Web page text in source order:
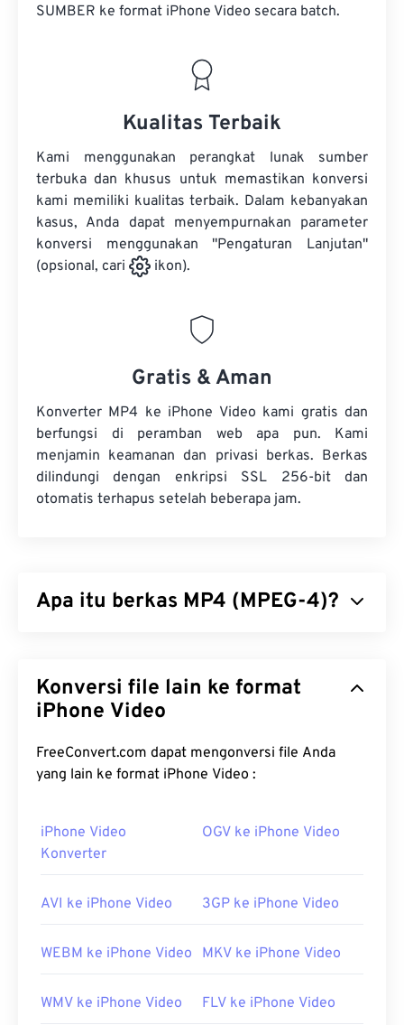
SUMBER ke format iPhone Video secara batch.
Kualitas Terbaik
Kami menggunakan perangkat lunak sumber
terbuka dan khusus untuk memastikan konversi
kami memiliki kualitas terbaik. Dalam kebanyakan
kasus, Anda dapat menyempurnakan parameter
konversi menggunakan "Pengaturan Lanjutan"
(opsional, cari
ikon).
Gratis & Aman
Konverter MP4 ke iPhone Video kami gratis dan
berfungsi di peramban web apa pun. Kami
menjamin keamanan dan privasi berkas. Berkas
dilindungi dengan enkripsi SSL 256-bit dan
otomatis terhapus setelah beberapa jam.
Apa itu berkas MP4 (MPEG-4)?
dan video. Format ini kompatibel dengan berbagai
perangkat dan sistem operasi, menggunakan
sehingga menghasilkan berkas yang mudah
dikelola dan disimpan. Format ini juga merupakan
menganggap MP4 sebagai salah satu format video
terbaik yang tersedia saat ini.
Bagaimana cara membuka berkas
tersebut. Tidak perlu perangkat lunak pihak ketiga.
Konversi file lain ke format
iPhone Video
FreeConvert.com dapat mengonversi file Anda
yang lain ke format iPhone Video :
iPhone Video
Konverter
OGV ke iPhone Video
AVI ke iPhone Video 3GP ke iPhone Video
WEBM ke iPhone Video MKV ke iPhone Video
WMV ke iPhone Video FLV ke iPhone Video